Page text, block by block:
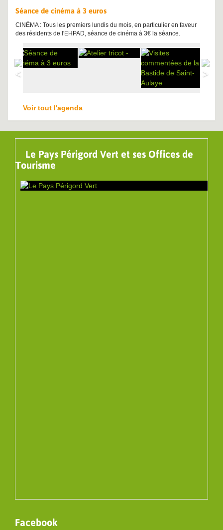
Séance de cinéma à 3 euros
CINÉMA : Tous les premiers lundis du mois, en particulier en faveur
des résidents de l'EHPAD, séance de cinéma à 3€ la séance.
Voir tout l'agenda
Le Pays Périgord Vert et ses Offices de
Tourisme
Facebook